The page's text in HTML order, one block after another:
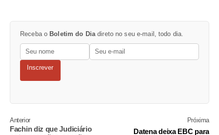
Receba o Boletim do Diadireto no seu e-mail, todo dia.
Inscrever
Anterior
Fachin diz que Judiciário
Próxima
Datena deixa EBC para